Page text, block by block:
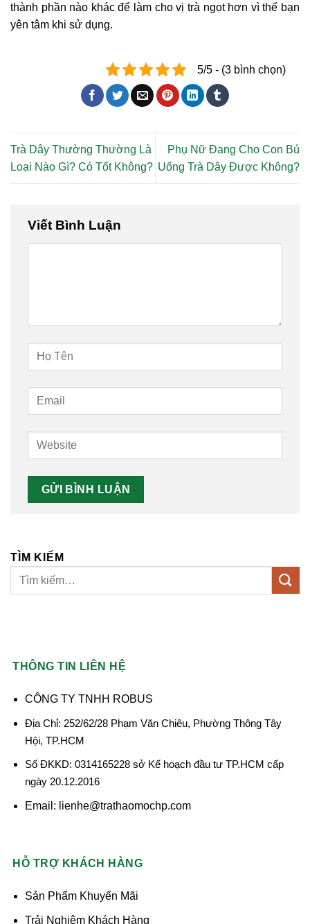
thành phần nào khác để làm cho vị trà ngọt hơn vì thế bạn
yên tâm khi sử dụng.
5/5 - (3 bình chọn)
Trà Dây Thường Thường Là
Loại Nào Gì? Có Tốt Không?
Phụ Nữ Đang Cho Con Bú
Uống Trà Dây Được Không?
Viết Bình Luận
TÌM KIẾM
THÔNG TIN LIÊN HỆ
CÔNG TY TNHH ROBUS
Địa Chỉ: 252/62/28 Phạm Văn Chiêu, Phường Thông Tây
Hội, TP.HCM
Số ĐKKD: 0314165228 sở Kế hoạch đầu tư TP.HCM cấp
ngày 20.12.2016
Email: lienhe@trathaomochp.com
HỖ TRỢ KHÁCH HÀNG
Sản Phẩm Khuyến Mãi
Trải Nghiệm Khách Hàng